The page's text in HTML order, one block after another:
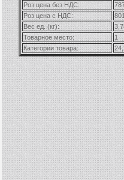
Роз цена без НДС:
Роз цена с НДС:
Вес ед. (кг):
Товарное место:
1
Категории товара: